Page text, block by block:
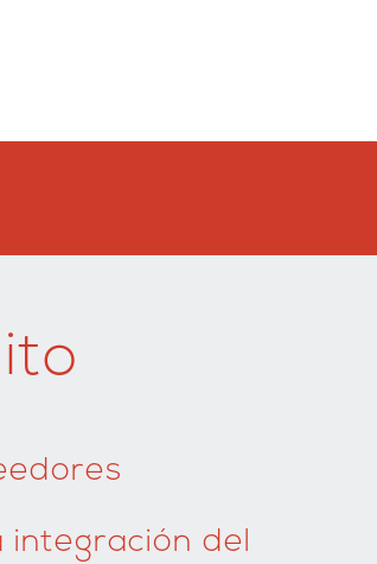
integración del